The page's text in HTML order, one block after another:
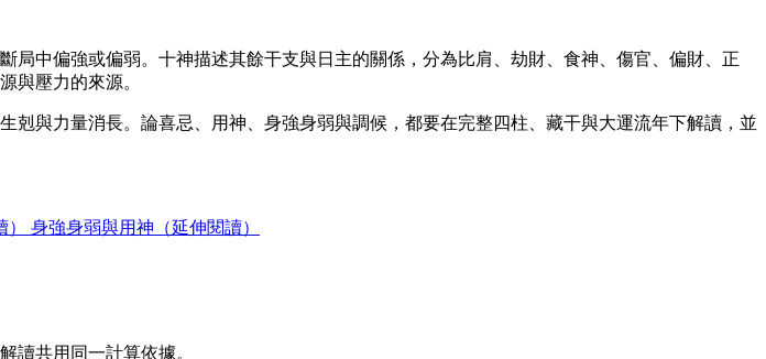
中偏強或偏弱。十神描述其餘干支與日主的關係，分為比肩、劫財、食神、傷官、偏財、正
與壓力的來源。
與力量消長。論喜忌、用神、身強身弱與調候，都要在完整四柱、藏干與大運流年下解讀，並
） 身強身弱與用神（延伸閱讀）
讀共用同一計算依據。